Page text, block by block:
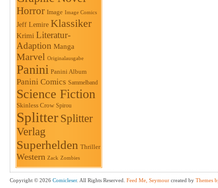
Horror Image Image Comics
Jeff Lemire Klassiker
Krimi Literatur-
Adaption Manga
Marvel Originalausgabe
Panini Panini Album
Panini Comics Sammelband
Science Fiction
Skinless Crow Spirou
Splitter Splitter
Verlag
Superhelden Thriller
Western Zack Zombies
Copyright © 2026 Comicleser. All Rights Reserved. Feed Me, Seymour created by Themes